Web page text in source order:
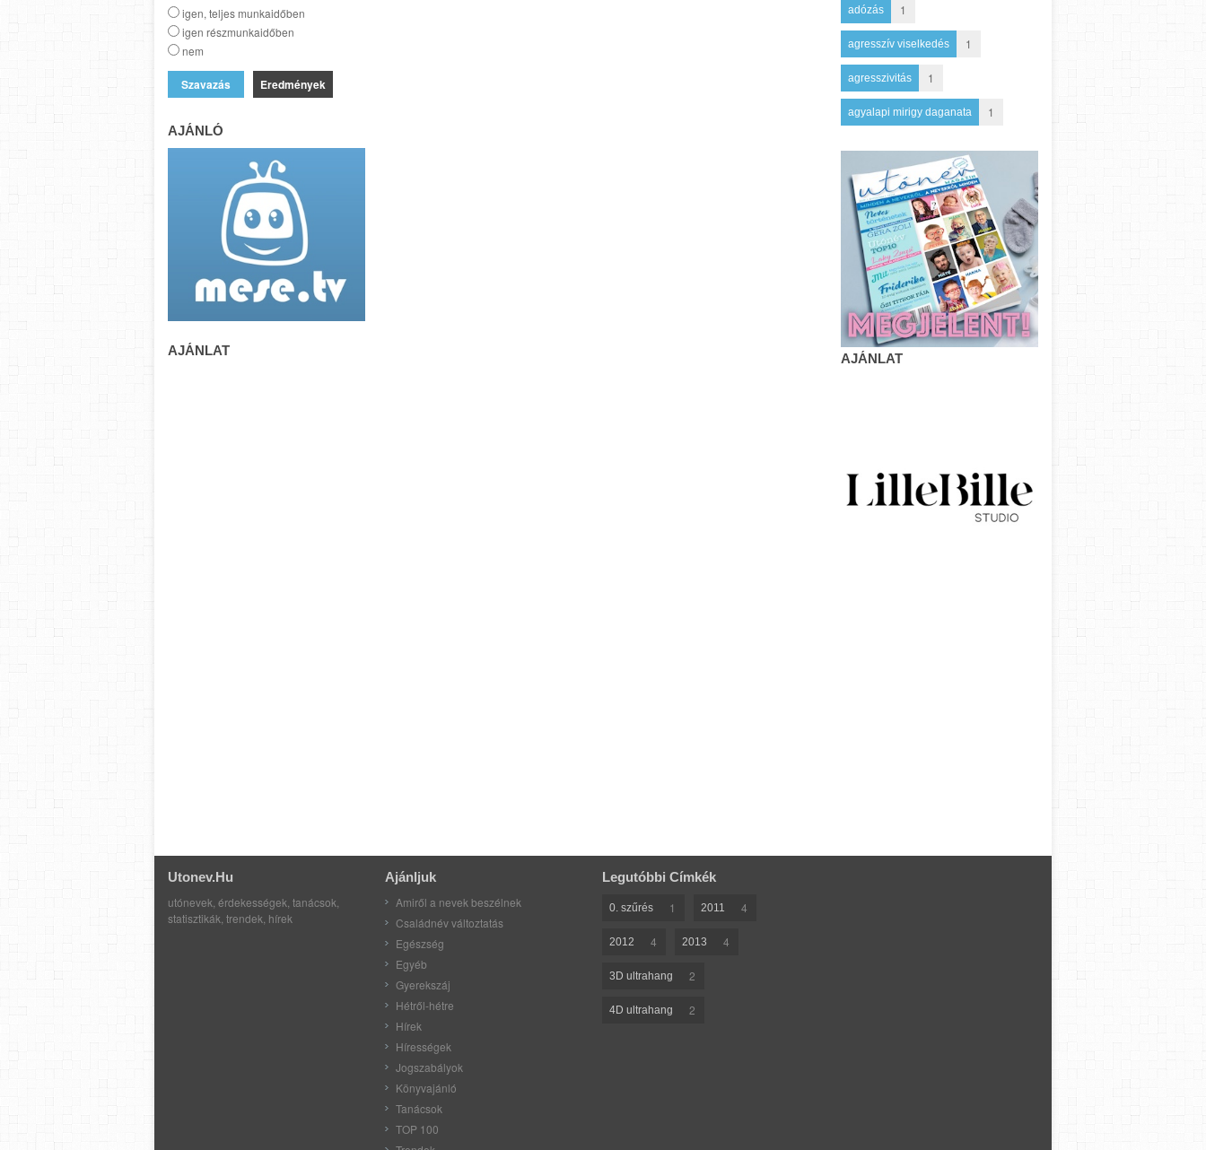
igen, teljes munkaidőben
igen részmunkaidőben
nem
Eredmények
AJÁNLÓ
AJÁNLAT
adózás 1
agresszív viselkedés 1
agresszivitás 1
agyalapi mirigy daganata 1
AJÁNLAT
Utonev.hu
utónevek, érdekességek, tanácsok,
statisztikák, trendek, hírek
Ajánljuk
Amiről a nevek beszélnek
Családnév változtatás
Egészség
Egyéb
Gyerekszáj
Hétről-hétre
Hírek
Hírességek
Jogszabályok
Könyvajánló
Tanácsok
TOP 100
Legutóbbi Címkék
0. szűrés 1 2011 4
2012 4 2013 4
3D ultrahang 2
4D ultrahang 2